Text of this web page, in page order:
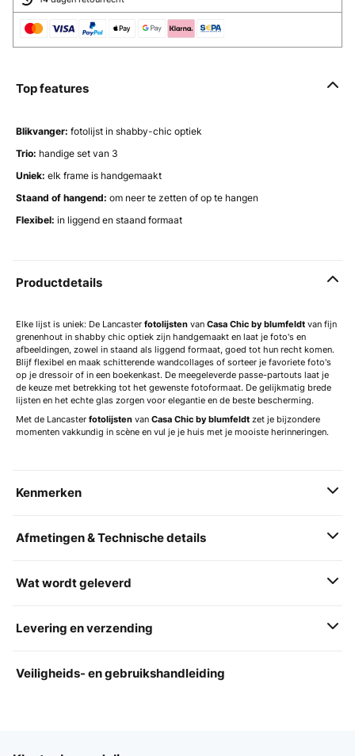
Top features
Blikvanger: fotolijst in shabby-chic optiek
Trio: handige set van 3
Uniek: elk frame is handgemaakt
Staand of hangend: om neer te zetten of op te hangen
Flexibel: in liggend en staand formaat
Productdetails
Elke lijst is uniek: De Lancaster fotolijsten van Casa Chic by blumfeldt van fijn
grenenhout in shabby chic optiek zijn handgemaakt en laat je foto's en
afbeeldingen, zowel in staand als liggend formaat, goed tot hun recht komen.
Blijf flexibel en maak schitterende wandcollages of sorteer je favoriete foto's
op je dressoir of in een boekenkast. De meegeleverde passe-partouts laat je
de keuze met betrekking tot het gewenste fotoformaat. De gelijkmatig brede
lijsten en het echte glas zorgen voor elegantie en de beste bescherming.
Met de Lancaster fotolijsten van Casa Chic by blumfeldt zet je bijzondere
momenten vakkundig in scène en vul je je huis met je mooiste herinneringen.
Kenmerken
Afmetingen & Technische details
Wat wordt geleverd
Levering en verzending
Veiligheids- en gebruikshandleiding